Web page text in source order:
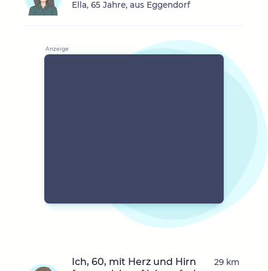
Ella, 65 Jahre, aus Eggendorf
Ich, 60, mit Herz und Hirn
29 km